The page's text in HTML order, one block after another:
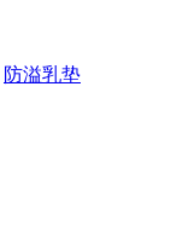
防溢乳垫